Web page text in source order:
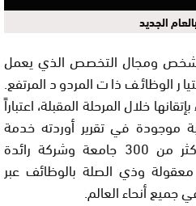
الجديد
ومجال التخصص الذي يعمل
الوظائف ذات المردود المرتفع.
خلال المرحلة المقبلة، اعتباراً
الإجابة موجودة في تقرير أوردته خدمة
“كورسيرا” التي تتعاون مع أكثر من 300 جامعة وشركة رائدة
معقولة وذي الصلة بالوظائف عبر
جميع أنحاء العالم.